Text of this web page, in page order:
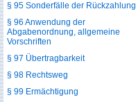
§ 95 Sonderfälle der Rückzahlung
§ 96 Anwendung der
Abgabenordnung, allgemeine
Vorschriften
§ 97 Übertragbarkeit
§ 98 Rechtsweg
§ 99 Ermächtigung